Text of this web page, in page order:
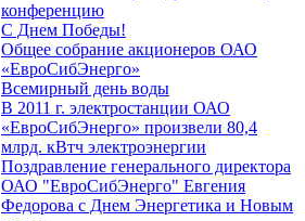
конференцию
С Днем Победы!
Общее собрание акционеров ОАО
«ЕвроСибЭнерго»
Всемирный день воды
В 2011 г. электростанции ОАО
«ЕвроСибЭнерго» произвели 80,4
млрд. кВтч электроэнергии
Поздравление генерального директора
ОАО "ЕвроСибЭнерго" Евгения
Федорова с Днем Энергетика и Новым